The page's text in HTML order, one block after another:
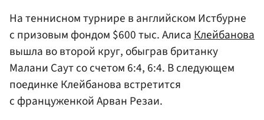
На теннисном турнире в английском Истбурне
с призовым фондом $600 тыс. АлисаКлейбанова
вышла во второй круг, обыграв британку
Малани Саут со счетом 6:4, 6:4. В следующем
поединке Клейбанова встретится
с француженкой Арван Резаи.